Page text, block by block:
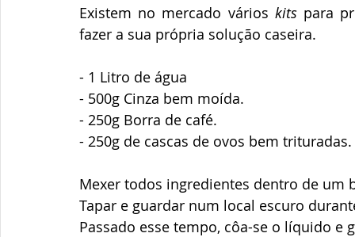
Existem no mercado vários kits para
fazer a sua própria solução caseira.
- 1 Litro de água
- 500g Cinza bem moída.
- 250g Borra de café.
- 250g de cascas de ovos bem trituradas.
Mexer todos ingredientes dentro de um
Tapar e guardar num local escuro
Passado esse tempo, côa-se o líquido e